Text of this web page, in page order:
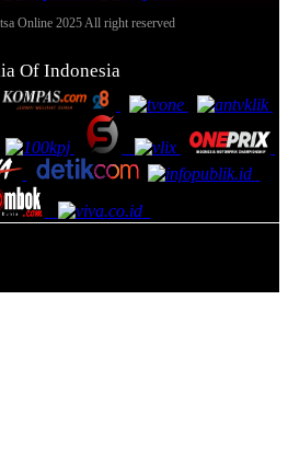
Online 2025 All right reserved
Of Indonesia